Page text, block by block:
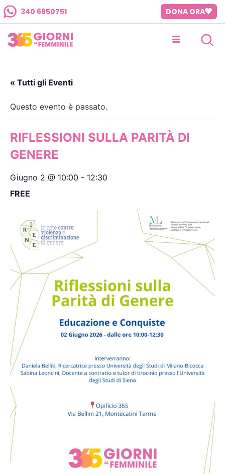
340 6850751 DONA ORA
« Tutti gli Eventi
Questo evento è passato.
RIFLESSIONI SULLA PARITÀ DI
GENERE
Giugno 2 @ 10:00 - 12:30
FREE